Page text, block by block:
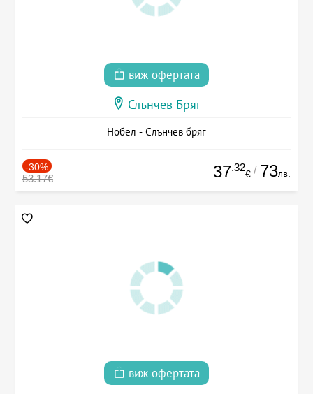
виж офертата
Слънчев Бряг
Нобел - Слънчев бряг
-30%
53.17€ 37.32
€ / 73лв.
виж офертата